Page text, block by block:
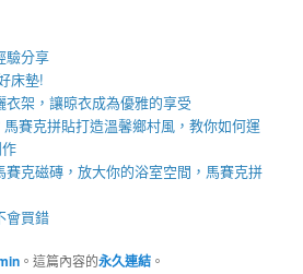
驗分享
床墊!
衣架 ，讓晾衣成為優雅的享受
馬賽克拼貼打造溫馨鄉村風，教你如何運
賽克磁磚 ，放大你的浴室空間， 馬賽克拼
會買錯
。這篇內容的永久連結 。